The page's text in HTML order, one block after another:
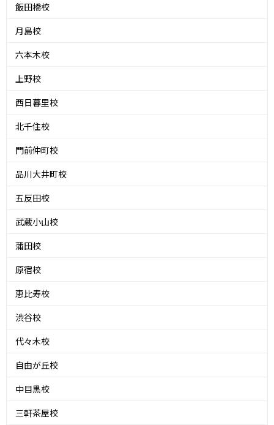
飯田橋校
月島校
六本木校
上野校
西日暮里校
北千住校
門前仲町校
品川大井町校
五反田校
武蔵小山校
蒲田校
原宿校
恵比寿校
渋谷校
代々木校
自由が丘校
中目黒校
三軒茶屋校